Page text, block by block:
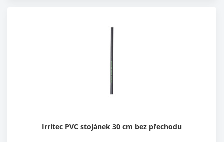
Irritec PVC stojánek 30 cm bez přechodu